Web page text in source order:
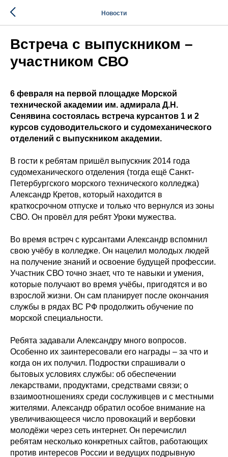
Новости
Встреча с выпускником –
участником СВО
6 февраля на первой площадке Морской
технической академии им. адмирала Д.Н.
Сенявина состоялась встреча курсантов 1 и 2
курсов судоводительского и судомеханического
отделений с выпускником академии.
В гости к ребятам пришёл выпускник 2014 года
судомеханического отделения (тогда ещё Санкт-
Петербургского морского технического колледжа)
Александр Кретов, который находится в
краткосрочном отпуске и только что вернулся из зоны
СВО. Он провёл для ребят Уроки мужества.
Во время встреч с курсантами Александр вспомнил
свою учёбу в колледже. Он нацелил молодых людей
на получение знаний и освоение будущей профессии.
Участник СВО точно знает, что те навыки и умения,
которые получают во время учёбы, пригодятся и во
взрослой жизни. Он сам планирует после окончания
службы в рядах ВС РФ продолжить обучение по
морской специальности.
Ребята задавали Александру много вопросов.
Особенно их заинтересовали его награды – за что и
когда он их получил. Подростки спрашивали о
бытовых условиях службы: об обеспечении
лекарствами, продуктами, средствами связи; о
взаимоотношениях среди сослуживцев и с местными
жителями. Александр обратил особое внимание на
увеличивающееся число провокаций и вербовки
молодёжи через сеть интернет. Он перечислил
ребятам несколько конкретных сайтов, работающих
против интересов России и ведущих подрывную